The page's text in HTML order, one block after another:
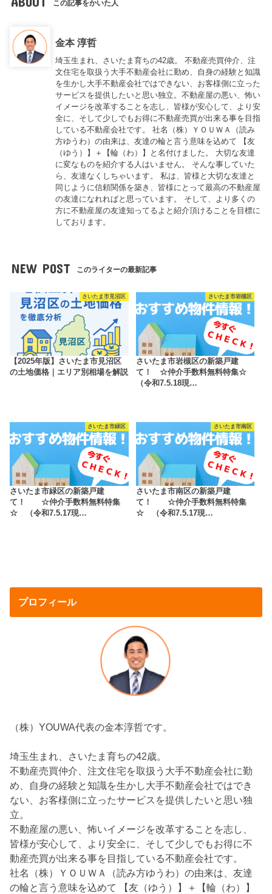
この記事をかいた人
金本 淳哲
埼玉生まれ、さいたま育ちの42歳。 不動産売買仲介、注
文住宅を取扱う大手不動産会社に勤め、自身の経験と知識
を生かし大手不動産会社ではできない、お客様側に立った
サービスを提供したいと思い独立。不動産屋の悪い、怖い
イメージを改革することを志し、皆様が安心して、より安
全に、そして少しでもお得に不動産売買が出来る事を目指
している不動産会社です。 社名（株）ＹＯＵＷＡ（読み
方ゆうわ）の由来は、友達の輪と言う意味を込めて 【友
（ゆう）】＋【輪（わ）】と名付けました。 大切な友達
に変なものを紹介する人はいません。 そんな事していた
ら、友達なくしちゃいます。 私は、皆様と大切な友達と
同じように信頼関係を築き、皆様にとって最高の不動産屋
の友達になれればと思っています。 そして、より多くの
方に不動産屋の友達知ってるよと紹介頂けることを目標に
しております。
NEW POST このライターの最新記事
さいたま市見沼区
【2025年版】さいたま市見沼区
の土地価格｜エリア別相場を解説
さいたま市岩槻区
さいたま市岩槻区の新築戸建
て！ ☆仲介手数料無料特集☆
（令和7.5.18現…
さいたま市緑区
さいたま市緑区の新築戸建
て！ ☆仲介手数料無料特集
☆ （令和7.5.17現…
さいたま市南区
さいたま市南区の新築戸建
て！ ☆仲介手数料無料特集
☆ （令和7.5.17現…
プロフィール
（株）YOUWA代表の金本淳哲です。
埼玉生まれ、さいたま育ちの42歳。
不動産売買仲介、注文住宅を取扱う大手不動産会社に勤
め、自身の経験と知識を生かし大手不動産会社ではでき
ない、お客様側に立ったサービスを提供したいと思い独
立。
不動産屋の悪い、怖いイメージを改革することを志し、
皆様が安心して、より安全に、そして少しでもお得に不
動産売買が出来る事を目指している不動産会社です。
社名（株）ＹＯＵＷＡ（読み方ゆうわ）の由来は、友達
の輪と言う意味を込めて 【友（ゆう）】＋【輪（わ）】